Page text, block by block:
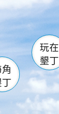
南仁湖
佳樂水
風吹沙龍磐公園
龍坑
丁
玩在
墾丁